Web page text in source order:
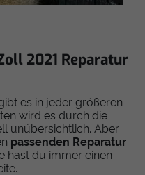
2021 Reparatur
es in jeder größeren
wird es durch die
unübersichtlich. Aber
passenden Reparatur
hast du immer einen